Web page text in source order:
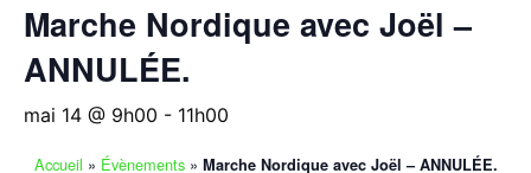
Marche Nordique avec Joël –
ANNULÉE.
mai 14 @ 9h00 - 11h00
Accueil » Évènements» Marche Nordique avec Joël – ANNULÉE.